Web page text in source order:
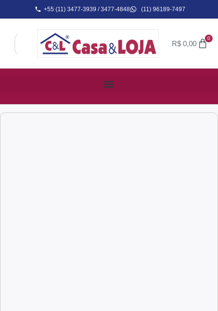
+55 (11) 3477-3939 / 3477-4848 (11) 96189-7497
R$ 0,00
0